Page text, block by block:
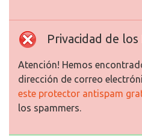
Privacidad de los
Atención! Hemos
dirección de correo
este protector antispam
los spammers.